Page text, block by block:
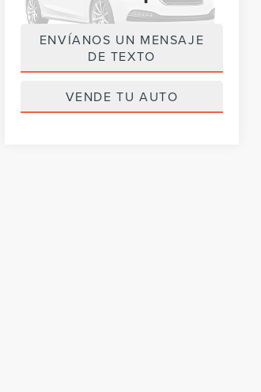
Por favor, revise luego
58,413 mi Ext.
ENVÍANOS UN MENSAJE
DE TEXTO
VENDE TU AUTO